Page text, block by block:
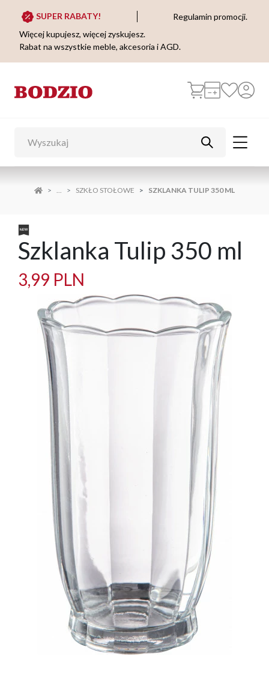
SUPER RABATY!
Regulamin promocji.
Więcej kupujesz, więcej zyskujesz.
Rabat na wszystkie meble, akcesoria i AGD.
... SZKŁO STOŁOWE SZKLANKA TULIP 350 ML
Szklanka Tulip 350 ml
3,99 PLN